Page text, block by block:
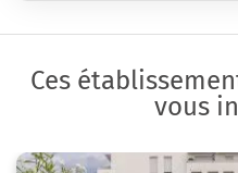
Ces
vous